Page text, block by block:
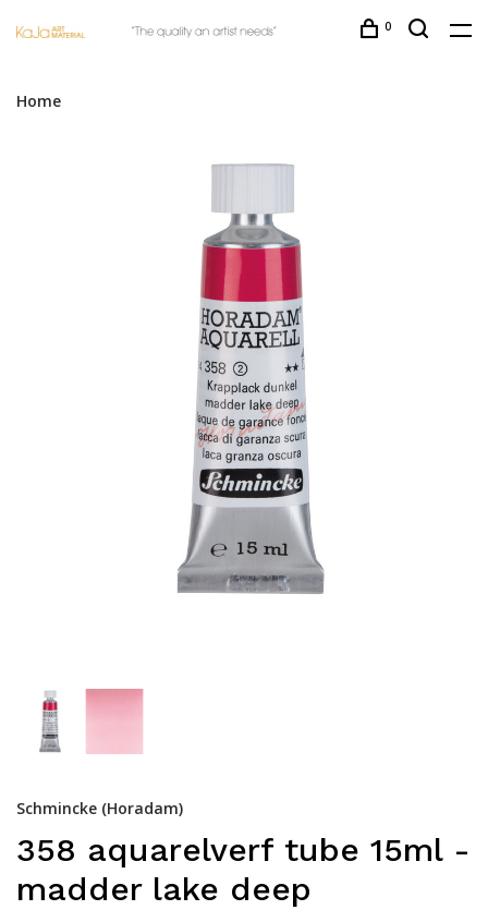
0
Home
Schmincke (Horadam)
358 aquarelverf tube 15ml -
madder lake deep